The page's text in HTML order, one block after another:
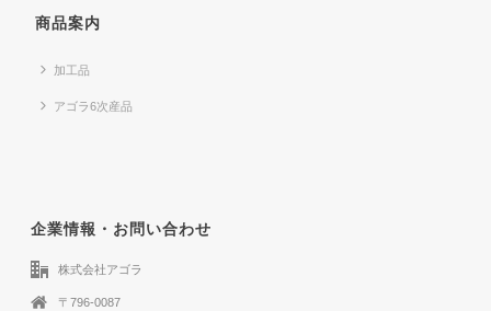
商品案内
加工品
アゴラ6次産品
企業情報・お問い合わせ
株式会社アゴラ
〒796-0087